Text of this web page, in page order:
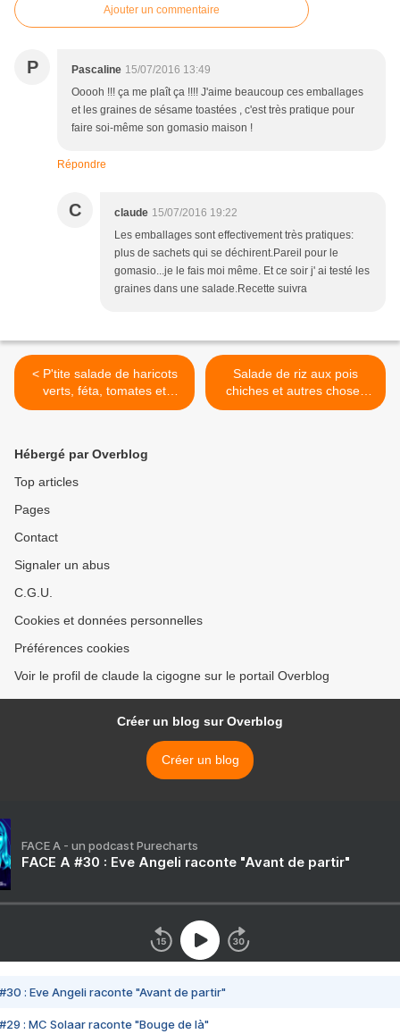
Ajouter un commentaire
P Pascaline 15/07/2016 13:49
Ooooh !!! ça me plaît ça !!!! J'aime beaucoup ces emballages
et les graines de sésame toastées , c'est très pratique pour
faire soi-même son gomasio maison !
Répondre
C claude 15/07/2016 19:22
Les emballages sont effectivement très pratiques:
plus de sachets qui se déchirent.Pareil pour le
gomasio...je le fais moi même. Et ce soir j' ai testé les
graines dans une salade.Recette suivra
< P'tite salade de haricots
verts, féta, tomates et
gomasio
Salade de riz aux pois
chiches et autres choses
encore... >
Hébergé par Overblog
Top articles
Pages
Contact
Signaler un abus
C.G.U.
Cookies et données personnelles
Préférences cookies
Voir le profil de claude la cigogne sur le portail Overblog
Créer un blog sur Overblog
Créer un blog
FACE A - un podcast Purecharts
FACE A #30 : Eve Angeli raconte "Avant de partir"
#30 : Eve Angeli raconte "Avant de partir"
#29 : MC Solaar raconte "Bouge de là"